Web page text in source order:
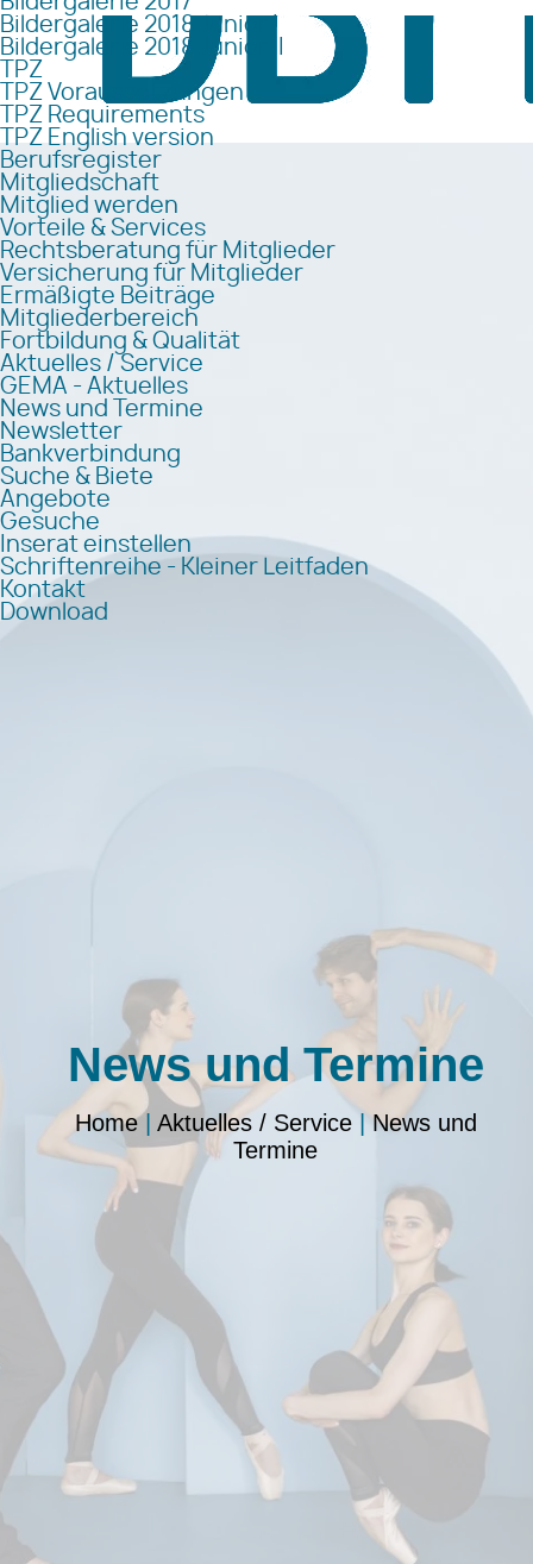
Bildergalerie 2018 Junior I
Bildergalerie 2018 Junior II
TPZ
TPZ Voraussetzungen
TPZ Requirements
TPZ English version
Berufsregister
Mitgliedschaft
Mitglied werden
Vorteile & Services
Rechtsberatung für Mitglieder
Versicherung für Mitglieder
Ermäßigte Beiträge
Mitgliederbereich
Fortbildung & Qualität
Aktuelles / Service
GEMA - Aktuelles
News und Termine
Newsletter
Bankverbindung
Suche & Biete
Angebote
Gesuche
Inserat einstellen
Schriftenreihe - Kleiner Leitfaden
Kontakt
Download
News und Termine
Home| Aktuelles / Service|News und
Termine